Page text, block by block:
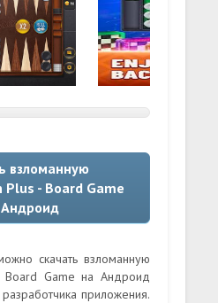
взломанную
Plus - Board Game
скачать взломанную
Board Game на Андроид
приложения.